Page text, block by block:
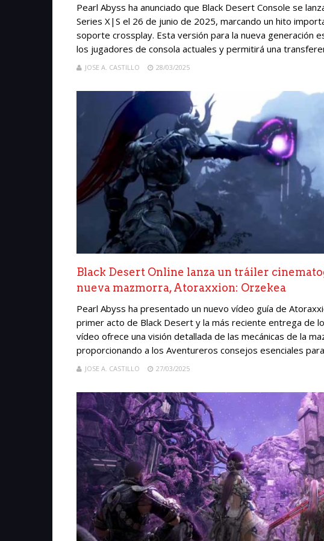
Pearl Abyss ha anunciado que Black Desert Console se
Series X|S el 26 de junio de 2025, marcando un hito
soporte crossplay. Esta versión para la nueva generación
los jugadores de consola actuales y permitirá una
JOSE A. CASTILLO 28/03/2025
Black Desert Online lanza un tráiler
nueva mazmorra, Atoraxxion: Orzekea
Pearl Abyss ha presentado un nuevo vídeo guía de
primer acto de Black Desert y la más reciente entrega de
vídeo ofrece una visión detallada de las mecánicas de la
proporcionando a los Aventureros consejos esenciales
JOSE A. CASTILLO 27/03/2025